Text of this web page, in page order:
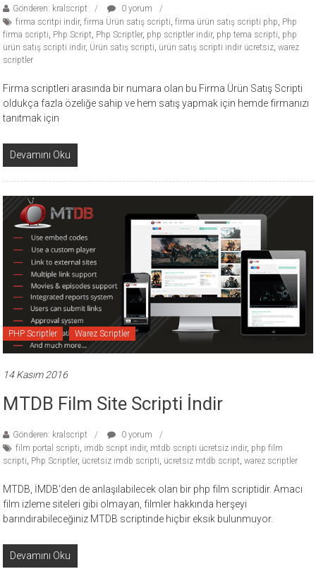
Gönderen: kralscript
0 yorum
firma scritpi indir,firma Ürün satış scripti,firma ürün satış scripti php, Php
firma scripti, Php Script, Php Scriptler, php scriptler indir, php tema scripti, php
ürün satış scripti indir, Ürün satış scripti, ürün satış scripti indir ücretsiz,warez
scriptler
Firma scriptleri arasında bir numara olan bu Firma Ürün Satış Scripti
oldukça fazla özeliğe sahip ve hem satış yapmak için hemde firmanızı
tanıtmak için
Devamını Oku
PHP Scriptler Warez Scriptler
14 Kasım 2016
MTDB Film Site Scripti İndir
Gönderen: kralscript
0 yorum
film portal scripti, imdb script indir, mtdb scripti ücretsiz indir, php film
scripti, Php Scriptler, ücretsiz imdb scripti, ücretsiz mtdb script,warez scriptler
MTDB, İMDB‘den de anlaşılabilecek olan bir php film scriptidir. Amacı
film izleme siteleri gibi olmayan, filmler hakkında herşeyi
barındırabileceğiniz MTDB scriptinde hiçbir eksik bulunmuyor.
Devamını Oku